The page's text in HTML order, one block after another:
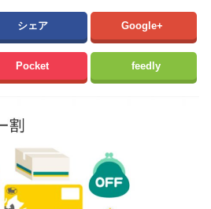
シェア Google+
Pocket feedly